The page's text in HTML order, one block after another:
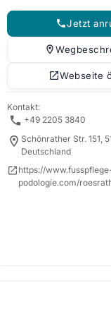
Jetzt
Webseite
Kontakt:
+49 2205 3840
Schönrather Str. 151,
Deutschland
https://
podologie.com/